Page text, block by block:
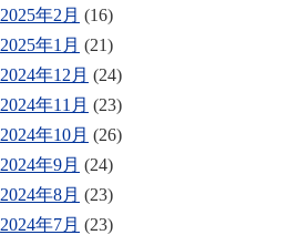
2025年2月 (16)
2025年1月 (21)
2024年12月 (24)
2024年11月 (23)
2024年10月 (26)
2024年9月 (24)
2024年8月 (23)
2024年7月 (23)